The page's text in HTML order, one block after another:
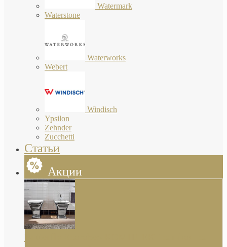
Watermark
Waterstone
Waterworks
Webert
Windisch
Ypsilon
Zehnder
Zucchetti
Статьи
Акции
Butterfly Scarabeo КОМПЛЕКТ санфаянса